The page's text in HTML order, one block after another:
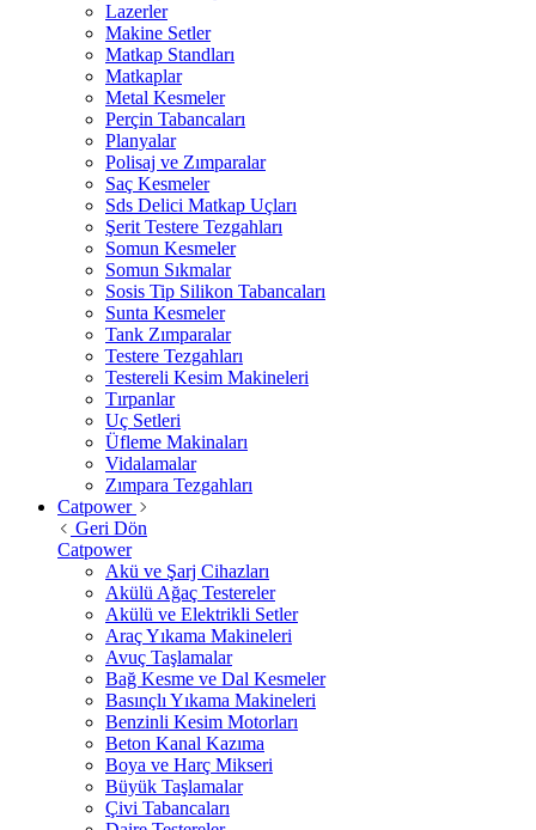
Lazerler
Makine Setler
Matkap Standları
Matkaplar
Metal Kesmeler
Perçin Tabancaları
Planyalar
Polisaj ve Zımparalar
Saç Kesmeler
Sds Delici Matkap Uçları
Şerit Testere Tezgahları
Somun Kesmeler
Somun Sıkmalar
Sosis Tip Silikon Tabancaları
Sunta Kesmeler
Tank Zımparalar
Testere Tezgahları
Testereli Kesim Makineleri
Tırpanlar
Uç Setleri
Üfleme Makinaları
Vidalamalar
Zımpara Tezgahları
Catpower
Geri Dön
Catpower
Akü ve Şarj Cihazları
Akülü Ağaç Testereler
Akülü ve Elektrikli Setler
Araç Yıkama Makineleri
Avuç Taşlamalar
Bağ Kesme ve Dal Kesmeler
Basınçlı Yıkama Makineleri
Benzinli Kesim Motorları
Beton Kanal Kazıma
Boya ve Harç Mikseri
Büyük Taşlamalar
Çivi Tabancaları